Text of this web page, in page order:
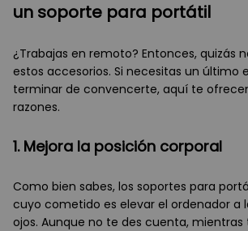
un soporte para portátil
¿Trabajas en remoto? Entonces, quizás
estos accesorios. Si necesitas un último
terminar de convencerte, aquí te
razones.
1. Mejora la posición corporal
Como bien sabes, los soportes para
cuyo cometido es elevar el ordenador a
ojos. Aunque no te des cuenta, mientras